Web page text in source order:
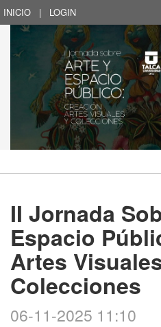
INICIO | LOGIN
II Jornada
Espacio
Artes
Colecciones
06-11-2025 11:10